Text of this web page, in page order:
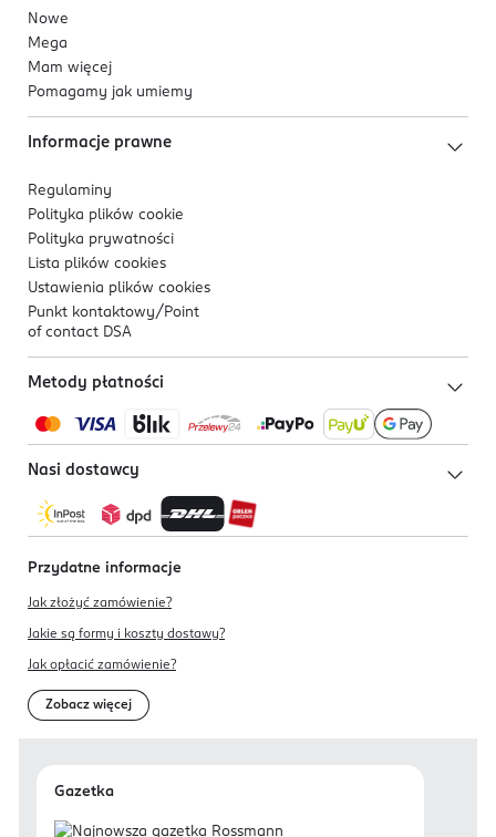
Nowe
Mega
Mam więcej
Pomagamy jak umiemy
Informacje prawne
Regulaminy
Polityka plików cookie
Polityka prywatności
Lista plików cookies
Ustawienia plików cookies
Punkt kontaktowy/ Point
of contact DSA
Metody płatności
Nasi dostawcy
Przydatne informacje
Jak złożyć zamówienie?
Jakie są formy i koszty dostawy?
Jak opłacić zamówienie?
Zobacz więcej
Gazetka